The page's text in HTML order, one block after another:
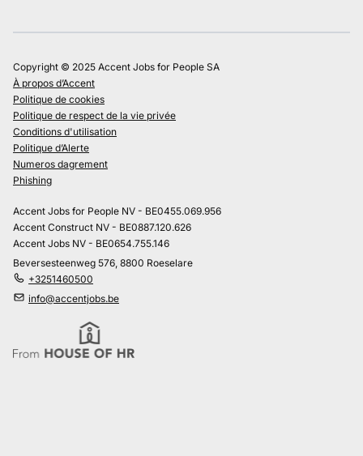
Copyright © 2025 Accent Jobs for People SA
À propos d’Accent
Politique de cookies
Politique de respect de la vie privée
Conditions d'utilisation
Politique d’Alerte
Numeros dagrement
Phishing
Accent Jobs for People NV - BE0455.069.956
Accent Construct NV - BE0887.120.626
Accent Jobs NV - BE0654.755.146
Beversesteenweg 576, 8800 Roeselare
+3251460500
info@accentjobs.be